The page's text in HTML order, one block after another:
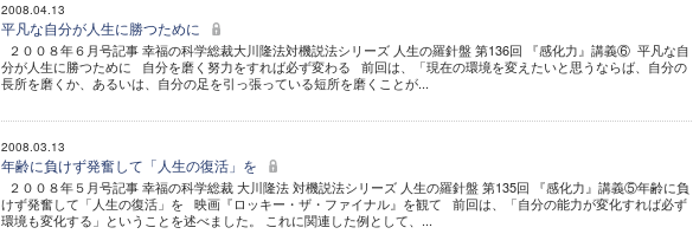
2008.04.13
平凡な自分が人生に勝つために
２００８年６月号記事 幸福の科学総裁大川隆法対機説法シリーズ 人生の羅針盤 第136回 『感化力』講義⑥ 平凡な自
分が人生に勝つために 自分を磨く努力をすれば必ず変わる 前回は、「現在の環境を変えたいと思うならば、自分の
長所を磨くか、あるいは、自分の足を引っ張っている短所を磨くことが...
2008.03.13
年齢に負けず発奮して「人生の復活」を
２００８年５月号記事 幸福の科学総裁 大川隆法 対機説法シリーズ 人生の羅針盤 第135回 『感化力』講義⑤年齢に負
けず発奮して「人生の復活」を 映画『ロッキー・ザ・ファイナル』を観て 前回は、「自分の能力が変化すれば必ず
環境も変化する」ということを述べました。 これに関連した例として、...